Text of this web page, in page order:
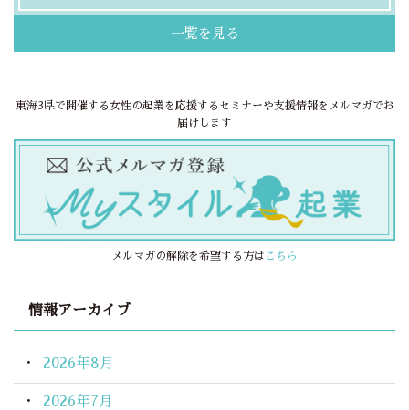
一覧を見る
東海3県で開催する女性の起業を応援するセミナーや支援情報をメルマガでお
届けします
メルマガの解除を希望する方は こちら
情報アーカイブ
2026年8月
2026年7月